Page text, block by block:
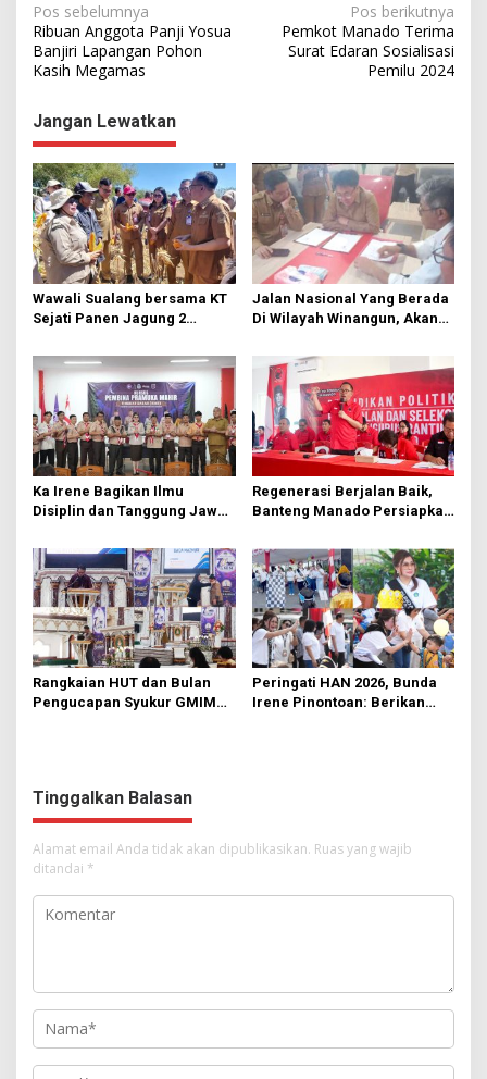
N
a
v
i
g
a
s
i
p
o
s
Pos sebelumnya
Ribuan Anggota Panji Yosua
Banjiri Lapangan Pohon
Kasih Megamas
Pos berikutnya
Pemkot Manado Terima
Surat Edaran Sosialisasi
Pemilu 2024
Jangan Lewatkan
Wawali Sualang bersama KT
Sejati Panen Jagung 2
Jalan Nasional Yang Berada
Di Wilayah Winangun, Akan
Ka Irene Bagikan Ilmu
Disiplin dan Tanggung Jawab
Manado
Regenerasi Berjalan Baik,
Banteng Manado Persiapkan
Rumput
Rangkaian HUT dan Bulan
Pengucapan Syukur GMIM
Peringati HAN 2026, Bunda
Irene Pinontoan: Berikan
Tinggalkan Balasan
Alamat email Anda tidak akan dipublikasikan. Ruas yang wajib
ditandai *